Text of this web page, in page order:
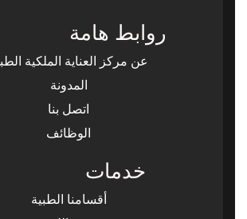
روابط هامة
عن مركز العناية الملكية الطبي
المدونة
اتصل بنا
الوظائف
خدمات
أقسامنا الطبية